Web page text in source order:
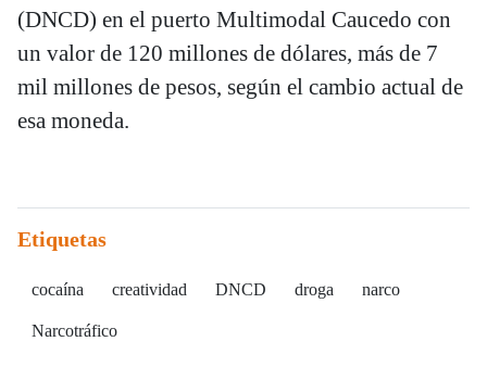
(DNCD) en el puerto Multimodal Caucedo con
un valor de 120 millones de dólares, más de 7
mil millones de pesos, según el cambio actual de
esa moneda.
Etiquetas
cocaína creatividad DNCD droga narco
Narcotráfico